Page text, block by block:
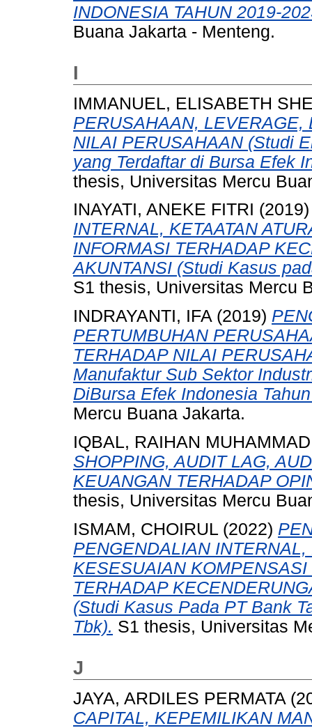
INDONESIA TAHUN 2019-
Buana Jakarta - Menteng.
I
IMMANUEL, ELISABETH
PERUSAHAAN, LEVERAGE,
NILAI PERUSAHAAN (Studi
yang Terdaftar di Bursa Efek
thesis, Universitas Mercu
INAYATI, ANEKE FITRI
INTERNAL, KETAATAN
INFORMASI TERHADAP
AKUNTANSI (Studi Kasus
S1 thesis, Universitas Mercu
INDRAYANTI, IFA (2019)
PERTUMBUHAN
TERHADAP NILAI
Manufaktur Sub Sektor
DiBursa Efek Indonesia
Mercu Buana Jakarta.
IQBAL, RAIHAN MUHAMMAD
SHOPPING, AUDIT LAG,
KEUANGAN TERHADAP
thesis, Universitas Mercu
ISMAM, CHOIRUL (2022)
PENGENDALIAN INTERNAL,
KESESUAIAN
TERHADAP
(Studi Kasus Pada PT Bank
Tbk). S1 thesis, Universitas
J
JAYA, ARDILES PERMATA
CAPITAL, KEPEMILIKAN